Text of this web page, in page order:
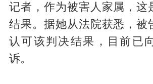
记者，作为被害人家属，这
结果。据她从法院获悉，被
认可该判决结果，目前已
诉。